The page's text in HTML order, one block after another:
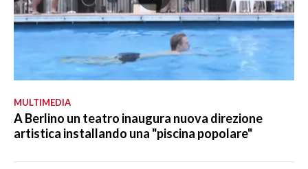
MULTIMEDIA
A Berlino un teatro inaugura nuova direzione
artistica installando una "piscina popolare"